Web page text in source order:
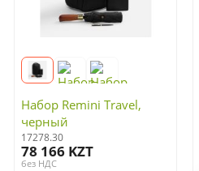
Набор Remini Travel,
черный
17278.30
78 166 KZT
без НДС